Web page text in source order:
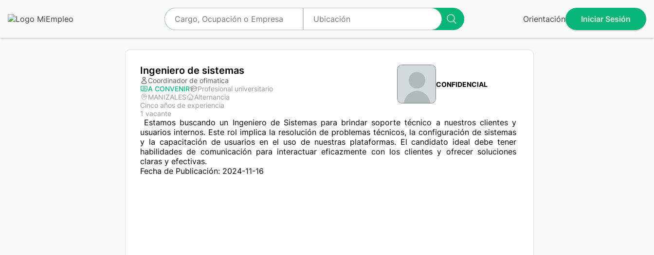
Orientación Iniciar Sesión
Ingeniero de sistemas
Coordinador de ofimatica
A CONVENIR
Profesional universitario
MANIZALES
Alternancia
Cinco años de experiencia
1 vacante
CONFIDENCIAL
usuarios internos. Este rol implica la resolución de problemas técnicos, la configuración de sistemas
y la capacitación de usuarios en el uso de nuestras plataformas. El candidato ideal debe tener
habilidades de comunicación para interactuar eficazmente con los clientes y ofrecer soluciones
claras y efectivas.
Fecha de Publicación: 2024-11-16